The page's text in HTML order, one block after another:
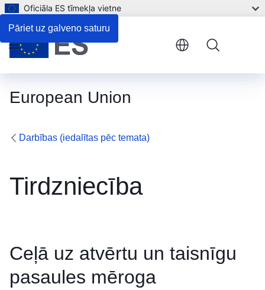
Pāriet uz galveno saturu
Oficiāla ES tīmekļa vietne
European Union
Menu
Darbības (iedalītas pēc temata)
Tirdzniecība
Ceļā uz atvērtu un taisnīgu
pasaules mēroga